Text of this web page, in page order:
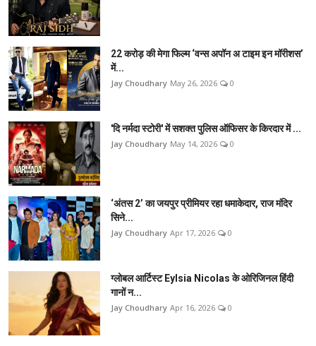
22 करोड़ की मेगा फिल्म ‘वन्स अपॉन अ टाइम इन मॉरीशस’
में...
Jay Choudhary May 26, 2026 0
'दि नर्मदा स्टोरी' में सशक्त पुलिस ऑफिसर के किरदार में ...
Jay Choudhary May 14, 2026 0
‘अंतस 2’ का जयपुर प्रीमियर रहा धमाकेदार, राज मंदिर
सिने...
Jay Choudhary Apr 17, 2026 0
ग्लोबल आर्टिस्ट Eylsia Nicolas के ओरिजिनल हिंदी
गानों न...
Jay Choudhary Apr 16, 2026 0